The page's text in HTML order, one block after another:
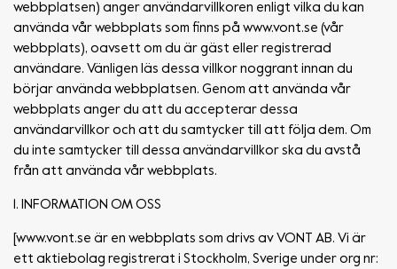
webbplatsen) anger användarvillkoren enligt vilka du kan
använda vår webbplats som finns på www.vont.se (vår
webbplats), oavsett om du är gäst eller registrerad
användare. Vänligen läs dessa villkor noggrant innan du
börjar använda webbplatsen. Genom att använda vår
webbplats anger du att du accepterar dessa
användarvillkor och att du samtycker till att följa dem. Om
du inte samtycker till dessa användarvillkor ska du avstå
från att använda vår webbplats.
1. INFORMATION OM OSS
[www.vont.se är en webbplats som drivs av VONT AB. Vi är
ett aktiebolag registrerat i Stockholm, Sverige under org nr: